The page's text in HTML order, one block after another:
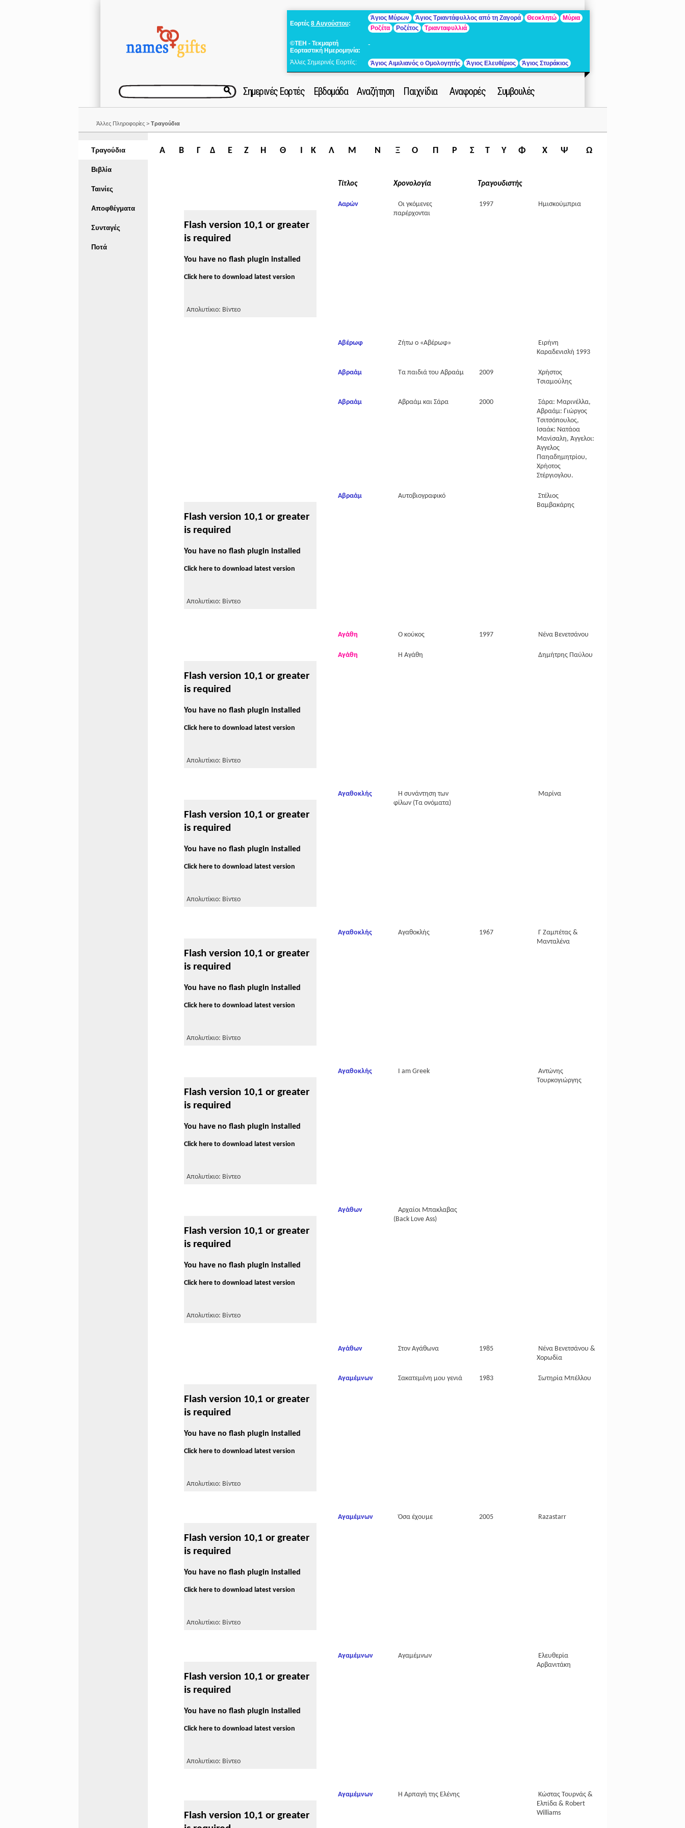
Εορτές 8 Αυγούστου:
Άγιος Μύρων Άγιος Τριαντάφυλλος από τη Ζαγορά Θεοκλητώ
Μύρια
Ροζέτα
Ροζέτος Τριανταφυλλιά
©ΤΕΗ - Τεκμαρτή
Εορταστική Ημερομηνία:
-
Άλλες Σημερινές Εορτές: Άγιος Αιμιλιανός ο Ομολογητής Άγιος Ελευθέριος Άγιος Στυράκιος
Σημερινές Εορτές Εβδομάδα Αναζήτηση Παιχνίδια Αναφορές Συμβουλές
Άλλες Πληροφορίες > Τραγούδια
Τραγούδια
Βιβλία
Ταινίες
Αποφθέγματα
Συνταγές
Ποτά
Α Β Γ Δ Ε Ζ Η Θ Ι Κ Λ Μ Ν Ξ Ο Π Ρ Σ Τ Υ Φ Χ Ψ Ω
Τίτλος Χρονολογία Τραγουδιστής
Flash version 10,1 or greater
is required
You have no flash plugin installed
Click here to download latest version
Απολυτίκιο: Βίντεο
Ααρών
Οι γκόμενες
παρέρχονται
1997 Ημισκούμπρια
Αβέρωφ Ζήτω ο «Αβέρωφ»
Ειρήνη
Καραδενισλή 1993
Αβραάμ Τα παιδιά του Αβραάμ 2009
Χρήστος
Τσιαμούλης
Αβραάμ Αβραάμ και Σάρα 2000
Σάρα: Μαρινέλλα,
Αβραάμ: Γιώργος
Τσιτσόπουλος,
Ισαάκ: Νατάοα
Μανίσαλη, Άγγελοι:
Άγγελος
Παηαδημητρίου,
Χρήοτος
Στέργιογλου.
Flash version 10,1 or greater
is required
You have no flash plugin installed
Click here to download latest version
Απολυτίκιο: Βίντεο
Αβραάμ Αυτοβιογραφικό
Στέλιος
Βαμβακάρης
Αγάθη Ο κούκος 1997 Νένα Βενετσάνου
Flash version 10,1 or greater
is required
You have no flash plugin installed
Click here to download latest version
Απολυτίκιο: Βίντεο
Αγάθη Η Αγάθη Δημήτρης Παύλου
Flash version 10,1 or greater
is required
You have no flash plugin installed
Click here to download latest version
Απολυτίκιο: Βίντεο
Αγαθοκλής
Η συνάντηση των
φίλων (Τα ονόματα)
Μαρίνα
Flash version 10,1 or greater
is required
You have no flash plugin installed
Click here to download latest version
Απολυτίκιο: Βίντεο
Αγαθοκλής Αγαθοκλής 1967
Γ Ζαμπέτας &
Μανταλένα
Flash version 10,1 or greater
is required
You have no flash plugin installed
Click here to download latest version
Απολυτίκιο: Βίντεο
Αγαθοκλής I am Greek
Αντώνης
Τουρκογιώργης
Flash version 10,1 or greater
is required
You have no flash plugin installed
Click here to download latest version
Απολυτίκιο: Βίντεο
Αγάθων
Αρχαίοι Μπακλαβας
(Back Love Ass)
Αγάθων Στον Αγάθωνα 1985
Νένα Βενετσάνου &
Χορωδία
Flash version 10,1 or greater
is required
You have no flash plugin installed
Click here to download latest version
Απολυτίκιο: Βίντεο
Αγαμέμνων Σακατεμένη μου γενιά 1983 Σωτηρία Μπέλλου
Flash version 10,1 or greater
is required
You have no flash plugin installed
Click here to download latest version
Απολυτίκιο: Βίντεο
Αγαμέμνων Όσα έχουμε 2005 Razastarr
Flash version 10,1 or greater
is required
You have no flash plugin installed
Click here to download latest version
Απολυτίκιο: Βίντεο
Αγαμέμνων Αγαμέμνων
Ελευθερία
Αρβανιτάκη
Flash version 10,1 or greater
Αγαμέμνων Η Αρπαγή της Ελένης
Κώστας Τουρνάς &
Ελπίδα & Robert
Williams